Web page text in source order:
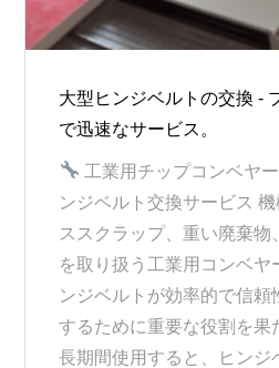
大型ヒンジベルトの交換 -
で迅速なサービス。
工業用チップコンベヤ
ンジベルト交換サービス
ススクラップ、重い廃棄物
を取り扱う工業用コンベヤ
ンジベルトが効率的で信頼
するために重要な役割を果
長期間使用すると、ヒンジ